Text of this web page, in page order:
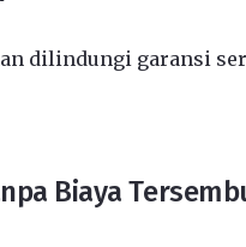
dilindungi garansi
Biaya